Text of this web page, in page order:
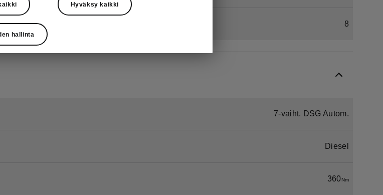
8
7-vaiht. DSG Autom.
Diesel
360Nm
Hyväksy kaikki
hallinta